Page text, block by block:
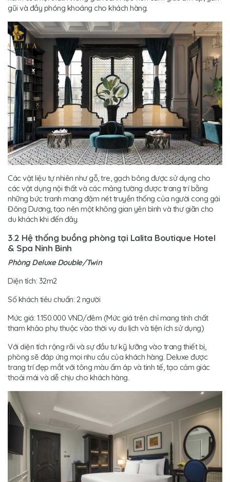
gũi và đầy phóng khoáng cho khách hàng.
Các vật liệu tự nhiên như gỗ, tre, gạch bông được sử dụng cho
các vật dụng nội thất và các mảng tường được trang trí bằng
những bức tranh mang đậm nét truyền thống của người cong gái
Đông Dương, tạo nên một không gian yên bình và thư giãn cho
du khách khi đến đây.
3.2 Hệ thống buồng phòng tại Lalita Boutique Hotel
& Spa Ninh Binh
Phòng Deluxe Double/Twin
Diện tích: 32m2
Số khách tiêu chuẩn: 2 người
Mức giá: 1.150.000 VND/đêm (Mức giá trên chỉ mang tính chất
tham khảo phụ thuộc vào thời vụ du lịch và tiện ích sử dụng)
Với diện tích rộng rãi và sự đầu tư kỹ lưỡng vào trang thiết bị,
phòng sẽ đáp ứng mọi nhu cầu của khách hàng. Deluxe được
trang trí đẹp mắt với tông màu ấm áp và tinh tế, tạo cảm giác
thoải mái và dễ chịu cho khách hàng.